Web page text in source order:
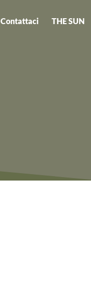
Contattaci THE SUN